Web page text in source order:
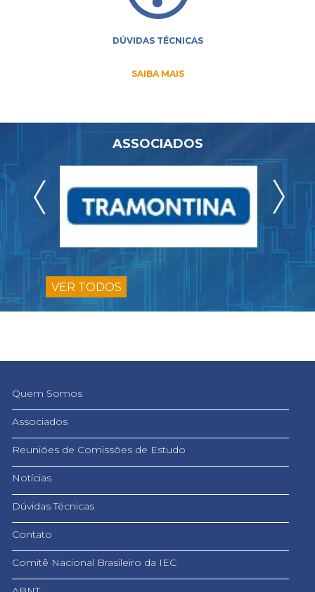
DÚVIDAS TÉCNICAS
SAIBA MAIS
ASSOCIADOS
VER TODOS
Quem Somos
Associados
Reuniões de Comissões de Estudo
Notícias
Dúvidas Técnicas
Contato
Comitê Nacional Brasileiro da IEC